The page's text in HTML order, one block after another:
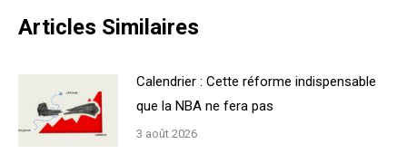
Articles Similaires
Calendrier : Cette réforme indispensable
que la NBA ne fera pas
3 août 2026